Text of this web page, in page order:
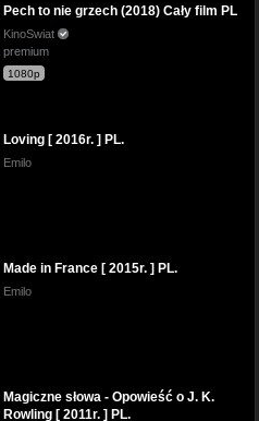
Pech to nie grzech (2018) Cały film PL
KinoSwiat
premium
1080p
Loving [ 2016r. ] PL.
Emilo
Made in France [ 2015r. ] PL.
Emilo
Magiczne słowa - Opowieść o J. K.
Rowling [ 2011r. ] PL.